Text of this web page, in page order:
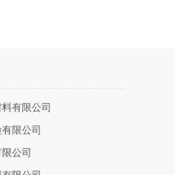
有限公司
限公司
公司